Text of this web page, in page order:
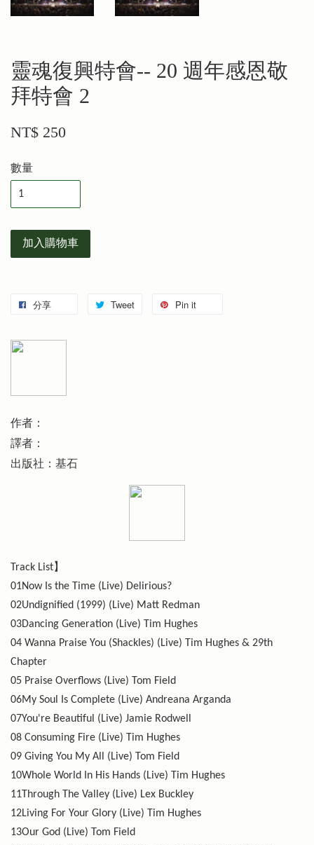
靈魂復興特會-- 20 週年感恩敬
拜特會 2
NT$ 250
數量
加入購物車
分享 Tweet Pin it
作者：
譯者：
出版社：基石
Track List】
01Now Is the Time (Live) Delirious?
02Undignified (1999) (Live) Matt Redman
03Dancing Generation (Live) Tim Hughes
04 Wanna Praise You (Shackles) (Live) Tim Hughes & 29th
Chapter
05 Praise Overflows (Live) Tom Field
06My Soul Is Complete (Live) Andreana Arganda
07You're Beautiful (Live) Jamie Rodwell
08 Consuming Fire (Live) Tim Hughes
09 Giving You My All (Live) Tom Field
10Whole World In His Hands (Live) Tim Hughes
11Through The Valley (Live) Lex Buckley
12Living For Your Glory (Live) Tim Hughes
13Our God (Live) Tom Field